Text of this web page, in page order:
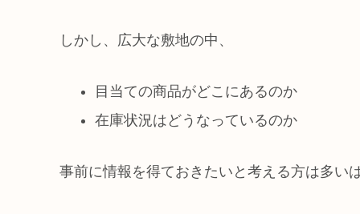
しかし、広大な敷地の中、
目当ての商品がどこにあるのか
在庫状況はどうなっているのか
事前に情報を得ておきたいと考える方は多い